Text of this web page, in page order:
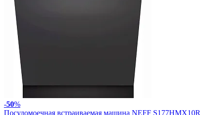
-50%
Посудомоечная встраиваемая машина NEFF S177HMX10R